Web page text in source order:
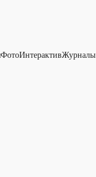
ФотоИнтерактивЖурналы